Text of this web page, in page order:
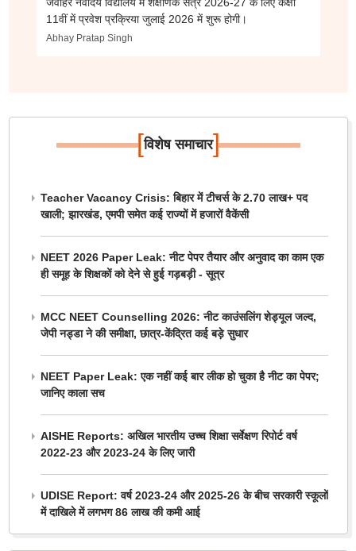
11वीं में प्रवेश प्रक्रिया जुलाई 2026 में शुरू होगी।
Abhay Pratap Singh
[विशेष समाचार]
Teacher Vacancy Crisis: बिहार में टीचर्स के 2.70 लाख+ पद
खाली; झारखंड, एमपी समेत कई राज्यों में हजारों वैकेंसी
NEET 2026 Paper Leak: नीट पेपर तैयार और अनुवाद का काम एक
ही समूह के शिक्षकों को देने से हुई गड़बड़ी - सूत्र
MCC NEET Counselling 2026: नीट काउंसलिंग शेड्यूल जल्द,
जेपी नड्डा ने की समीक्षा, छात्र-केंद्रित कई बड़े सुधार
NEET Paper Leak: एक नहीं कई बार लीक हो चुका है नीट का पेपर;
जानिए काला सच
AISHE Reports: अखिल भारतीय उच्च शिक्षा सर्वेक्षण रिपोर्ट वर्ष
2022-23 और 2023-24 के लिए जारी
UDISE Report: वर्ष 2023-24 और 2025-26 के बीच सरकारी स्कूलों
में दाखिले में लगभग 86 लाख की कमी आई